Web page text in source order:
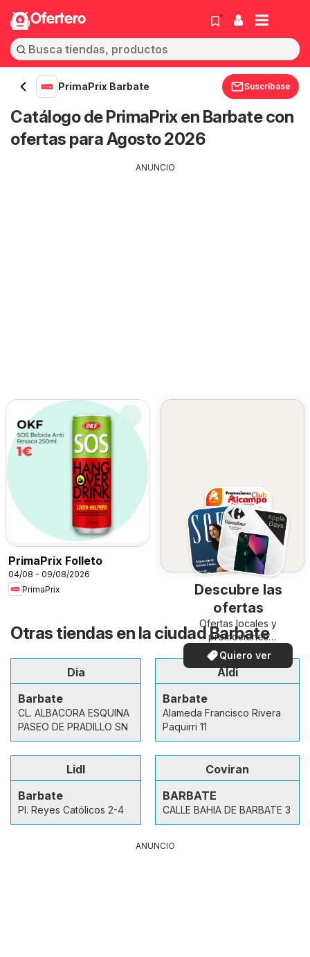
Ofertero
PrimaPrix Barbate Suscríbase
Catálogo de PrimaPrix en Barbate con
ofertas para Agosto 2026
ANUNCIO
PrimaPrix Folleto
04/08 - 09/08/2026
PrimaPrix
Descubre las
ofertas
Ofertas locales y
promociones
especiales.
Quiero ver
Otras tiendas en la ciudad Barbate
Dia
Barbate
CL. ALBACORA ESQUINA
PASEO DE PRADILLO SN
Aldi
Barbate
Alameda Francisco Rivera
Paquirri 11
Lidl
Barbate
Pl. Reyes Católicos 2-4
Coviran
BARBATE
CALLE BAHIA DE BARBATE 3
ANUNCIO